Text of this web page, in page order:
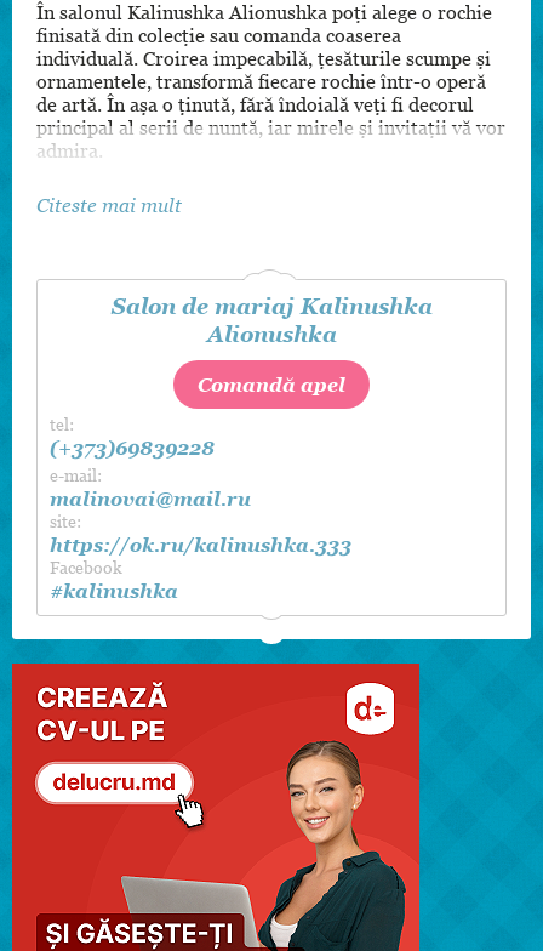
În salonul Kalinushka Alionushka poţi alege o rochie
finisată din colecție sau comanda coaserea
individuală. Croirea impecabilă, țesăturile scumpe şi
ornamentele, transformă fiecare rochie într-o operă
de artă. În aşa o ținută, fără îndoială veți fi decorul
principal al serii de nuntă, iar mirele şi invitații vă vor
admira.
Citeste mai mult
Salon de mariaj Kalinushka
Alionushka
Comandă apel
tel:
(+373)69839228
e-mail:
malinovai@mail.ru
site:
https://ok.ru/kalinushka.333
Facebook
#kalinushka